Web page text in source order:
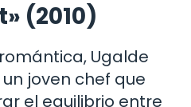
(2010)
Ugalde
joven chef que
el equilibrio entre